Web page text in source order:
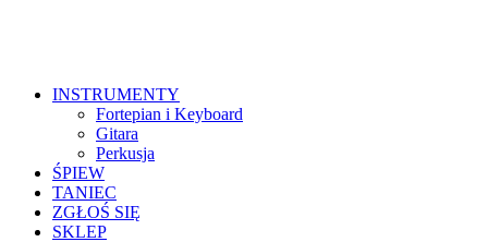
INSTRUMENTY
Fortepian i Keyboard
Gitara
Perkusja
ŚPIEW
TANIEC
ZGŁOŚ SIĘ
SKLEP